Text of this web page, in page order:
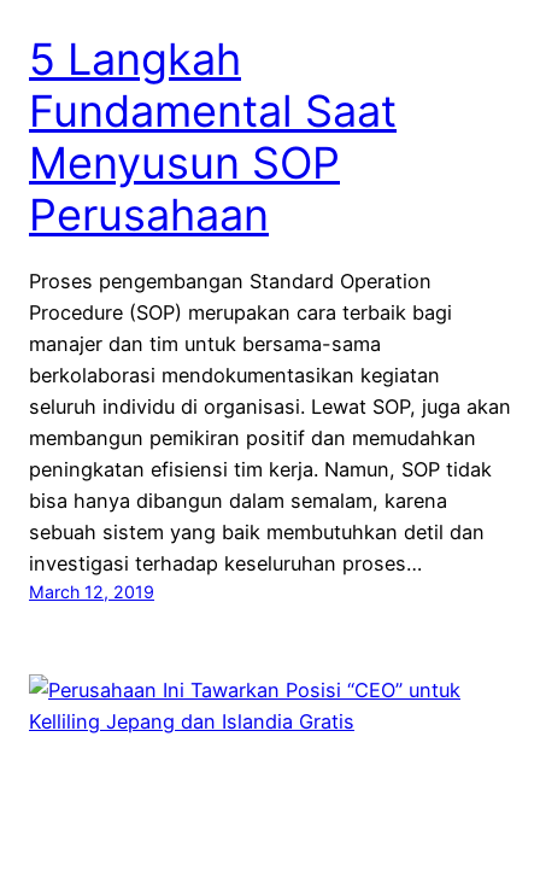
5 Langkah
Fundamental Saat
Menyusun SOP
Perusahaan
Proses pengembangan Standard Operation
Procedure (SOP) merupakan cara terbaik bagi
manajer dan tim untuk bersama-sama
berkolaborasi mendokumentasikan kegiatan
seluruh individu di organisasi. Lewat SOP, juga akan
membangun pemikiran positif dan memudahkan
peningkatan efisiensi tim kerja. Namun, SOP tidak
bisa hanya dibangun dalam semalam, karena
sebuah sistem yang baik membutuhkan detil dan
investigasi terhadap keseluruhan proses…
March 12, 2019